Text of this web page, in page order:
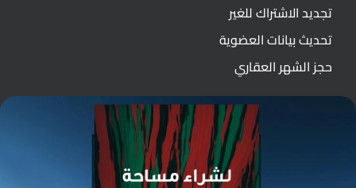
تجديد الاشتراك للغير
تحديث بيانات العضوية
حجز الشهر العقاري